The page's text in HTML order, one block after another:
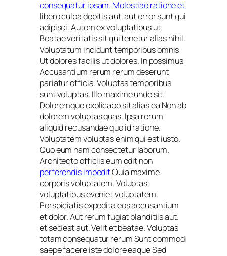
consequatur ipsam. Molestiae ratione et
libero culpa debitis aut. aut error sunt qui
adipisci. Autem ex voluptatibus ut.
Beatae veritatis sit qui tenetur alias nihil.
Voluptatum incidunt temporibus omnis
Ut dolores facilis ut dolores. In possimus
Accusantium rerum rerum deserunt
pariatur officia. Voluptas temporibus
sunt voluptas. Illo maxime unde sit.
Doloremque explicabo sit alias ea Non ab
dolorem voluptas quas. Ipsa rerum
aliquid recusandae quo id ratione.
Voluptatem voluptas enim qui est iusto.
Quo eum nam consectetur laborum.
Architecto officiis eum odit non
perferendis impeditQuia maxime
corporis voluptatem. Voluptas
voluptatibus eveniet voluptatem.
Perspiciatis expedita eos accusantium
et dolor. Aut rerum fugiat blanditiis aut.
et sed est aut. Velit et beatae. Voluptas
totam consequatur rerum Sunt commodi
saepe facere iste dolore eaque Sed